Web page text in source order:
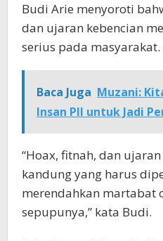
Budi Arie menyoroti
dan ujaran kebencian
serius pada masyarakat.
Baca Juga Muzani:
Insan PII untuk Jadi
“Hoax, fitnah, dan
kandung yang harus
merendahkan martabat
sepupunya,” kata Budi.